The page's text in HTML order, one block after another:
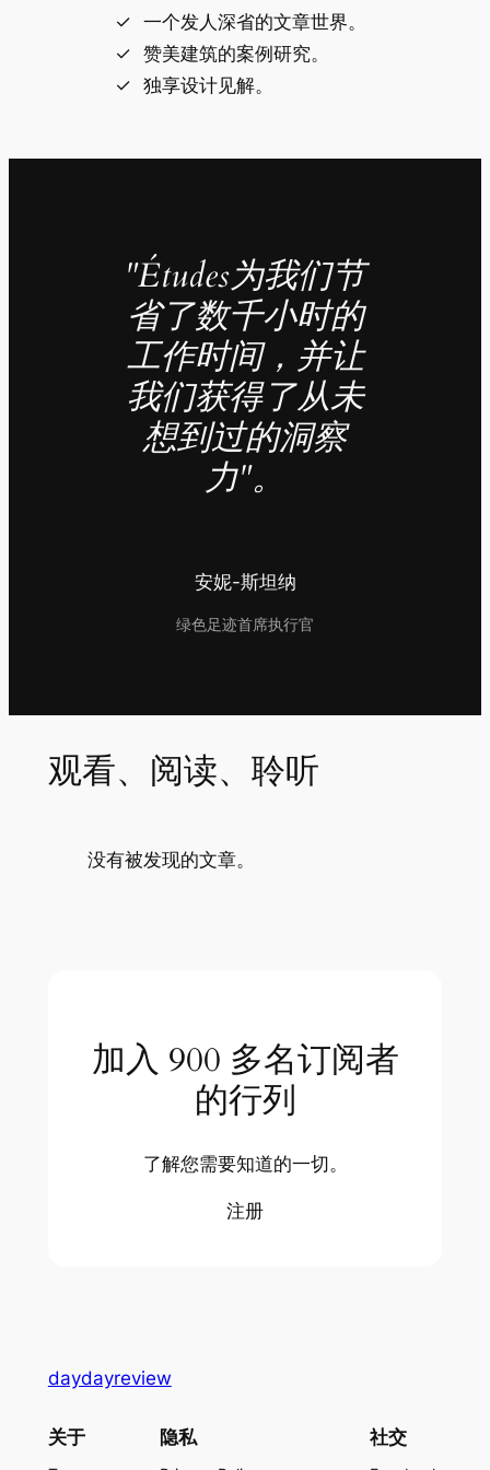
一个发人深省的文章世界。
赞美建筑的案例研究。
独享设计见解。
"Études为我们节
省了数千小时的
工作时间，并让
我们获得了从未
想到过的洞察
力"。
安妮-斯坦纳
绿色足迹首席执行官
观看、阅读、聆听
没有被发现的文章。
加入 900 多名订阅者
的行列
了解您需要知道的一切。
注册
daydayreview
关于 隐私 社交